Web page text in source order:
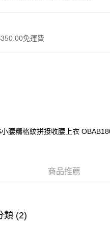
免運費
營業點
腰精格紋拼接收腰上衣
商品推薦
類 (2)